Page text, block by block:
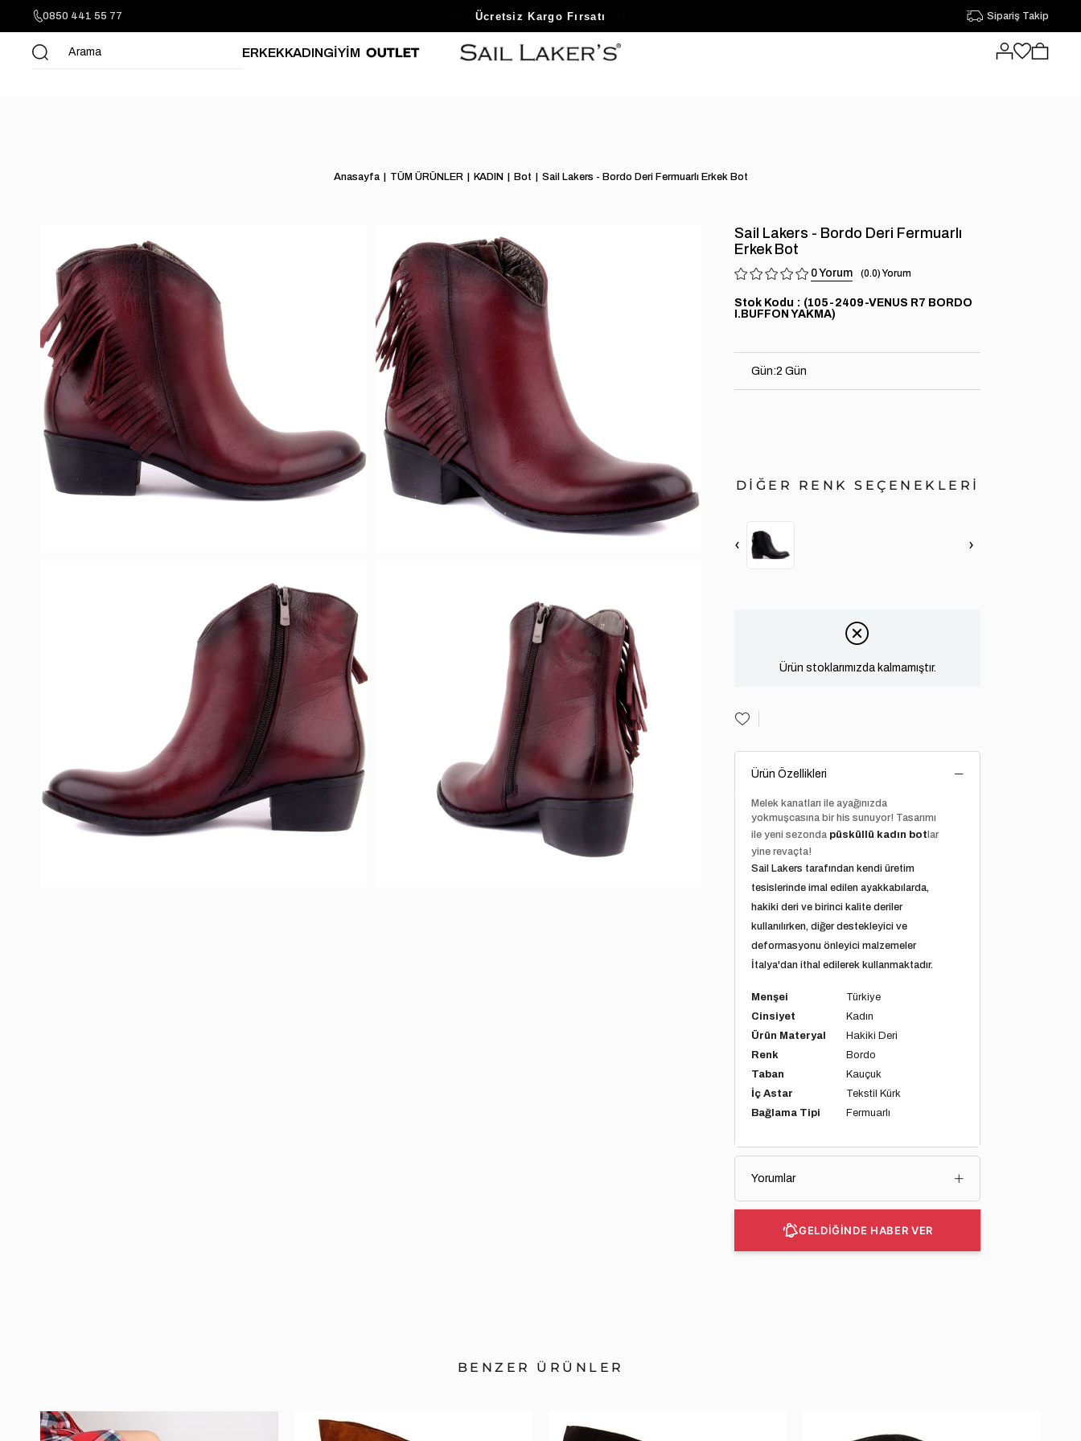
0850 441 55 77 Sezon Sonu Fırsatlarını Keşfet Sipariş Takip
ERKEKKADINGİYİM
Anasayfa TÜM ÜRÜNLER KADIN Bot Sail Lakers - Bordo Deri Fermuarlı Erkek Bot
Sail Lakers - Bordo Deri Fermuarlı
Erkek Bot
0 0.0
Stok Kodu
(105-2409-VENUS R7 BORDO
I.BUFFON YAKMA)
Gün:2 Gün
DİĞER RENK SEÇENEKLERİ
‹ ›
Ürün stoklarımızda kalmamıştır.
Ürün Özellikleri
Melek kanatları ile ayağınızda
yokmuşcasına bir his sunuyor! Tasarımı
ile yeni sezonda püsküllü kadın botlar
yine revaçta!
Sail Lakers tarafından kendi üretim
tesislerinde imal edilen ayakkabılarda,
hakiki deri ve birinci kalite deriler
kullanılırken, diğer destekleyici ve
deformasyonu önleyici malzemeler
İtalya'dan ithal edilerek kullanmaktadır.
Menşei
Türkiye
Cinsiyet
Kadın
Ürün Materyal
Hakiki Deri
Renk
Bordo
Taban
Kauçuk
İç Astar
Tekstil Kürk
Bağlama Tipi
Fermuarlı
Yorumlar
GELDİĞİNDE HABER VER
BENZER ÜRÜNLER